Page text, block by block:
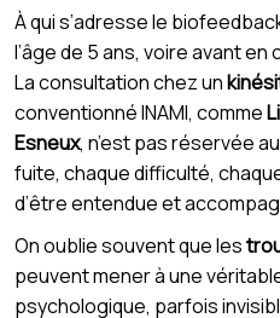
À qui s’adresse le
l’âge de 5 ans, voire avant
La consultation chez un
conventionné INAMI, comme
Esneux, n’est pas réservée
fuite, chaque difficulté,
d’être entendue et
On oublie souvent que les
peuvent mener à une
psychologique, parfois